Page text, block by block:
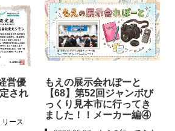
営優
され
リース
もえの展示会れぽーと
【68】第52回ジャンボび
っくり見本市に行ってき
ました！！メーカー編④